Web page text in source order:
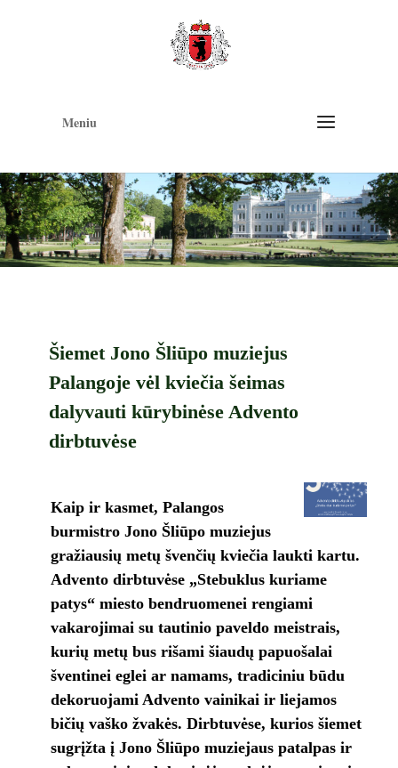
Meniu
Šiemet Jono Šliūpo muziejus
Palangoje vėl kviečia šeimas
dalyvauti kūrybinėse Advento
dirbtuvėse
Kaip ir kasmet, Palangos
burmistro Jono Šliūpo muziejus
gražiausių metų švenčių kviečia laukti kartu.
Advento dirbtuvėse „Stebuklus kuriame
patys“ miesto bendruomenei rengiami
vakarojimai su tautinio paveldo meistrais,
kurių metų bus rišami šiaudų papuošalai
šventinei eglei ar namams, tradiciniu būdu
dekoruojami Advento vainikai ir liejamos
bičių vaško žvakės. Dirbtuvėse, kurios šiemet
sugrįžta į Jono Šliūpo muziejaus patalpas ir